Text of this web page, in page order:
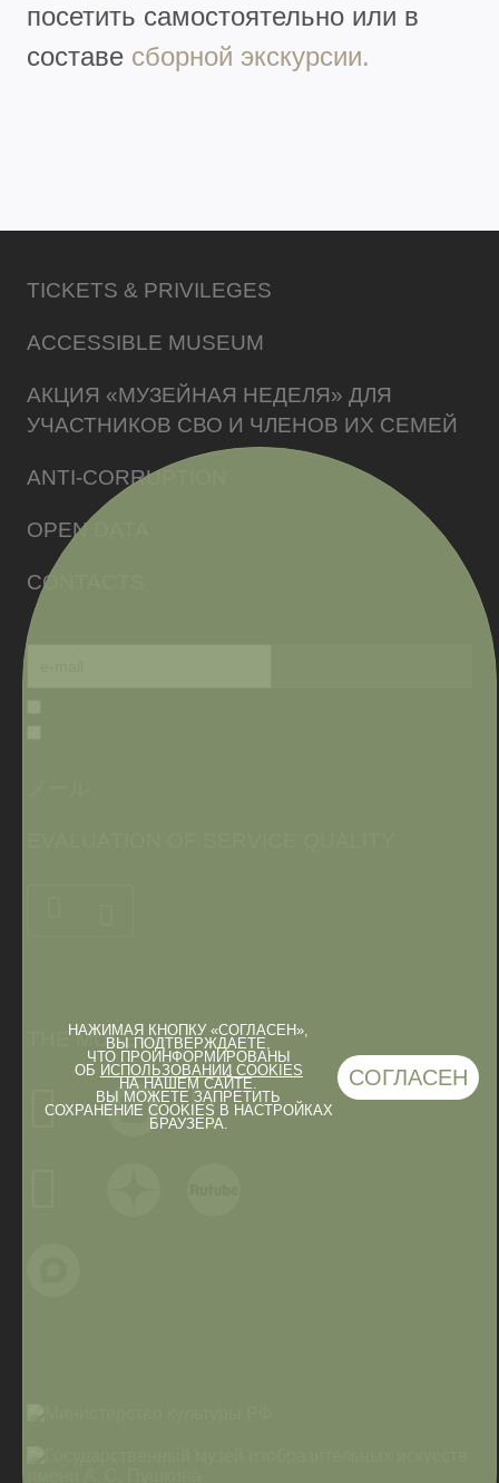
посетить самостоятельно или в
составе сборной экскурсии.
НАЖИМАЯ КНОПКУ «СОГЛАСЕН»,
ВЫ ПОДТВЕРЖДАЕТЕ,
ЧТО ПРОИНФОРМИРОВАНЫ
ОБ ИСПОЛЬЗОВАНИИ COOKIES
НА НАШЕМ САЙТЕ.
ВЫ МОЖЕТЕ ЗАПРЕТИТЬ
СОХРАНЕНИЕ COOKIES В НАСТРОЙКАХ
БРАУЗЕРА.
СОГЛАСЕН
TICKETS & PRIVILEGES
ACCESSIBLE MUSEUM
АКЦИЯ «МУЗЕЙНАЯ НЕДЕЛЯ» ДЛЯ
УЧАСТНИКОВ СВО И ЧЛЕНОВ ИХ СЕМЕЙ
ANTI-CORRUPTION
OPEN DATA
CONTACTS
THE MUSEUM IN